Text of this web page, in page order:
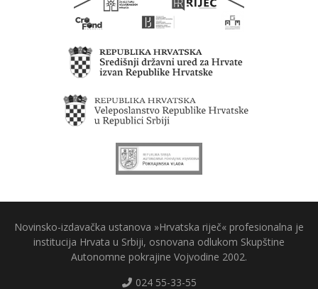
Novinsko-izdavačka ustanova »Hrvatska riječ« profesionalna je
institucija Hrvata u Srbiji, osnovana odlukom Skupštine
Autonomne pokrajine Vojvodine 2002.
024 55-33-55